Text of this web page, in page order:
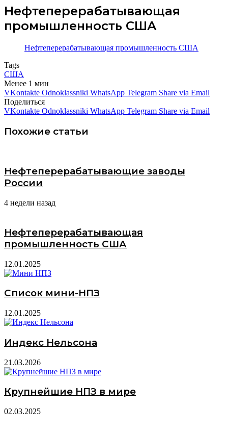
Нефтеперерабатывающая
промышленность США
Нефтеперерабатывающая промышленность США
Tags
США
Менее 1 мин
VKontakte Odnoklassniki WhatsApp Telegram Share via Email
Поделиться
VKontakte Odnoklassniki WhatsApp Telegram Share via Email
Похожие статьи
Нефтеперерабатывающие заводы
России
4 недели назад
Нефтеперерабатывающая
промышленность США
12.01.2025
Список мини-НПЗ
12.01.2025
Индекс Нельсона
21.03.2026
Крупнейшие НПЗ в мире
02.03.2025